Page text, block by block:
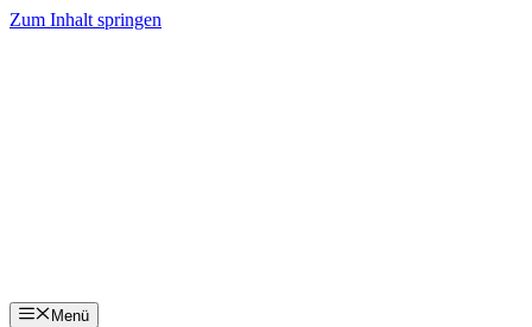
Zum Inhalt springen
Menü